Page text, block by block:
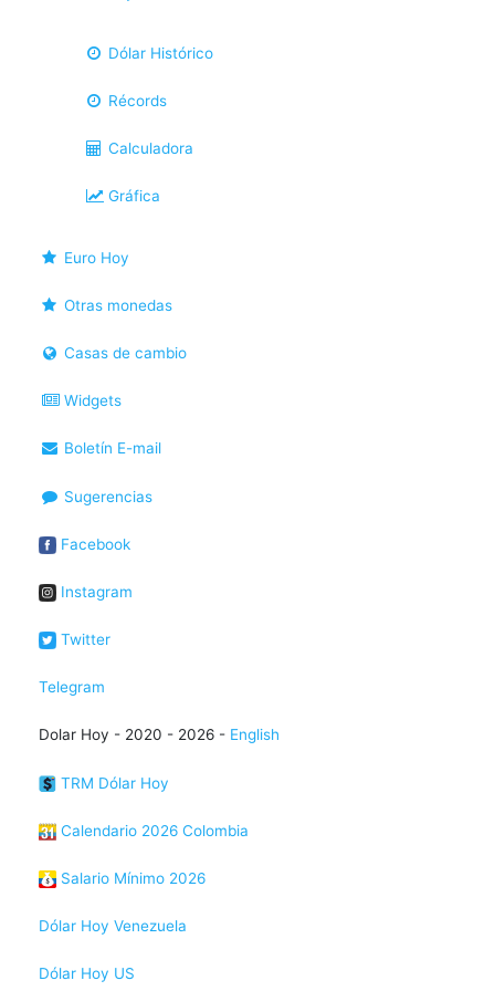
Dólar Histórico
Récords
Calculadora
Gráfica
Euro Hoy
Otras monedas
Casas de cambio
Widgets
Boletín E-mail
Sugerencias
Facebook
Instagram
Twitter
Telegram
Dolar Hoy - 2020 - 2026 - English
TRM Dólar Hoy
Calendario 2026 Colombia
Salario Mínimo 2026
Dólar Hoy Venezuela
Dólar Hoy US